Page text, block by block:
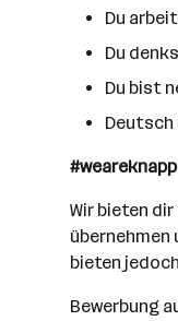
Du
Du
Du bist
#weareknapp
Wir bieten
übernehmen
bieten
Bewerbung